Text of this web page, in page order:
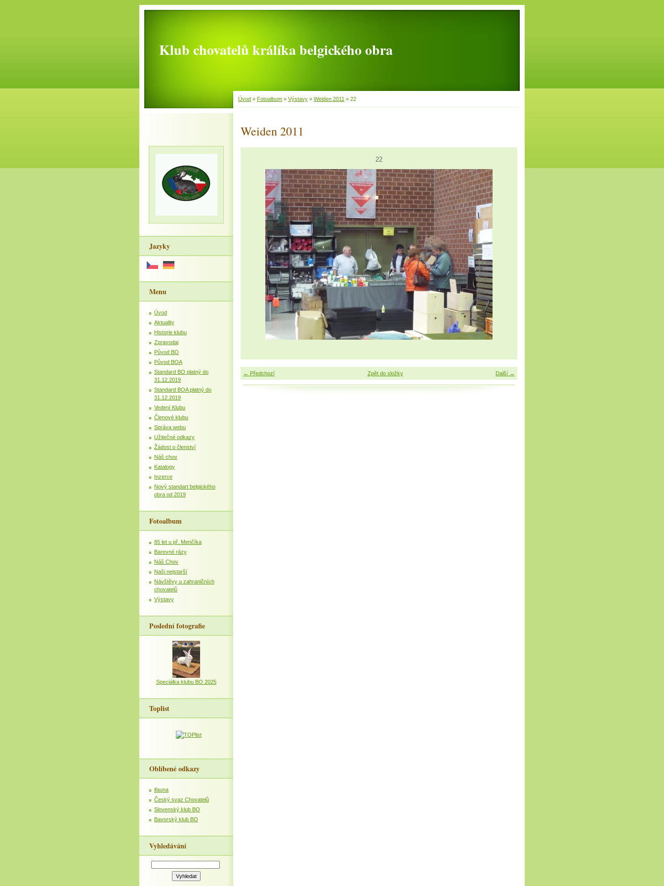
Klub chovatelů králíka belgického obra
Úvod » Fotoalbum » Výstavy » Weiden 2011 » 22
Weiden 2011
22
← Předchozí Další →
Zpět do složky
Jazyky
Menu
Úvod
Aktuality
Historie klubu
Zpravodaj
Původ BO
Původ BOA
Standard BO platný do
31.12.2019
Standard BOA platný do
31.12.2019
Vedení Klubu
Členové klubu
Správa webu
Užitečné odkazy
Žádost o členství
Náš chov
Katalogy
Inzerce
Nový standart belgického
obra od 2019
Fotoalbum
85 let u př. Menčíka
Barevné rázy
Náš Chov
Naši nejstarší
Návštěvy u zahraničních
chovatelů
Výstavy
Poslední fotografie
Speciálka klubu BO 2025
Toplist
Oblíbené odkazy
ifauna
Český svaz Chovatelů
Slovenský klub BO
Bavorský klub BO
Vyhledávání